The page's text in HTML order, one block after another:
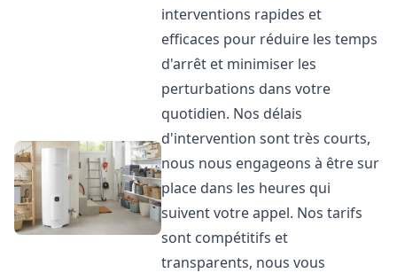
interventions rapides et
efficaces pour réduire les temps
d'arrêt et minimiser les
perturbations dans votre
quotidien. Nos délais
d'intervention sont très courts,
nous nous engageons à être sur
place dans les heures qui
suivent votre appel. Nos tarifs
sont compétitifs et
transparents, nous vous